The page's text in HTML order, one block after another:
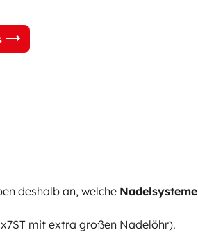
deshalb an, welche Nadelsysteme
mit extra großen Nadelöhr).